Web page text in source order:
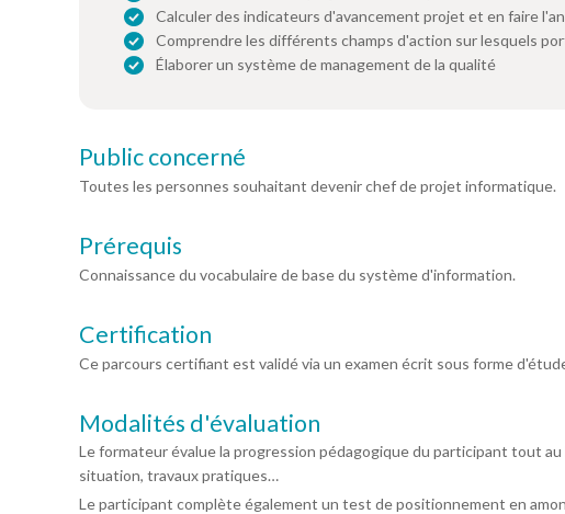
Calculer des indicateurs d'avancement projet et en faire
Comprendre les différents champs d'action sur lesquels
Élaborer un système de management de la qualité
Public concerné
Toutes les personnes souhaitant devenir chef de projet informatique.
Prérequis
Connaissance du vocabulaire de base du système d'information.
Certification
Ce parcours certifiant est validé via un examen écrit sous forme
Modalités d'évaluation
Le formateur évalue la progression pédagogique du participant tout
situation, travaux pratiques…
Le participant complète également un test de positionnement en